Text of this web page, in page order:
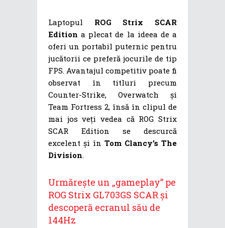
Laptopul ROG Strix SCAR
Edition a plecat de la ideea de a
oferi un portabil puternic pentru
jucătorii ce preferă jocurile de tip
FPS. Avantajul competitiv poate fi
observat în titluri precum
Counter-Strike, Overwatch și
Team Fortress 2, însă în clipul de
mai jos veți vedea că ROG Strix
SCAR Edition se descurcă
excelent și în Tom Clancy’s The
Division.
Urmărește un „gameplay” pe
ROG Strix GL703GS SCAR și
descoperă ecranul său de
144Hz